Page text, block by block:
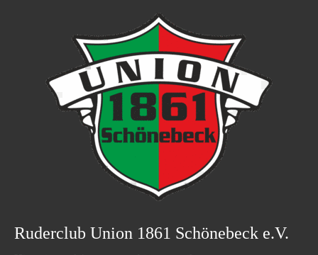
Ruderclub Union 1861 Schönebeck e.V.